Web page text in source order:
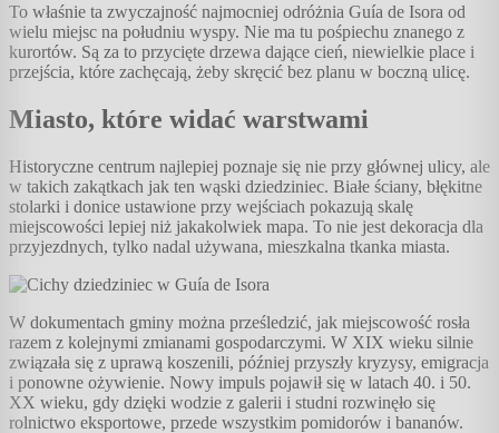
To właśnie ta zwyczajność najmocniej odróżnia Guía de Isora od
wielu miejsc na południu wyspy. Nie ma tu pośpiechu znanego z
kurortów. Są za to przycięte drzewa dające cień, niewielkie place i
przejścia, które zachęcają, żeby skręcić bez planu w boczną ulicę.
Miasto, które widać warstwami
Historyczne centrum najlepiej poznaje się nie przy głównej ulicy, ale
w takich zakątkach jak ten wąski dziedziniec. Białe ściany, błękitne
stolarki i donice ustawione przy wejściach pokazują skalę
miejscowości lepiej niż jakakolwiek mapa. To nie jest dekoracja dla
przyjezdnych, tylko nadal używana, mieszkalna tkanka miasta.
W dokumentach gminy można prześledzić, jak miejscowość rosła
razem z kolejnymi zmianami gospodarczymi. W XIX wieku silnie
związała się z uprawą koszenili, później przyszły kryzysy, emigracja
i ponowne ożywienie. Nowy impuls pojawił się w latach 40. i 50.
XX wieku, gdy dzięki wodzie z galerii i studni rozwinęło się
rolnictwo eksportowe, przede wszystkim pomidorów i bananów.